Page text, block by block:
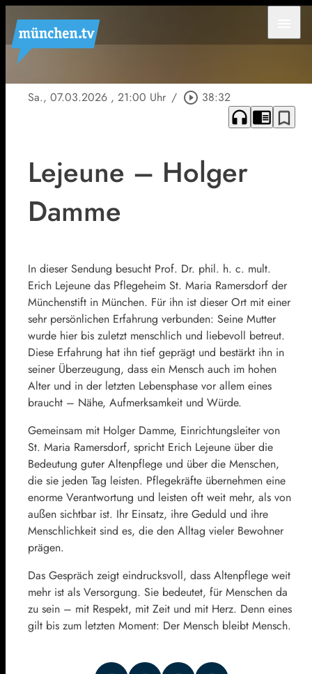
Sa., 07.03.2026 , 21:00 Uhr / play_circle_outline 38:32
headphones chrome_reader_mode bookmark_border
Lejeune – Holger
Damme
In dieser Sendung besucht Prof. Dr. phil. h. c. mult.
Erich Lejeune das Pflegeheim St. Maria Ramersdorf der
Münchenstift in München. Für ihn ist dieser Ort mit einer
sehr persönlichen Erfahrung verbunden: Seine Mutter
wurde hier bis zuletzt menschlich und liebevoll betreut.
Diese Erfahrung hat ihn tief geprägt und bestärkt ihn in
seiner Überzeugung, dass ein Mensch auch im hohen
Alter und in der letzten Lebensphase vor allem eines
braucht – Nähe, Aufmerksamkeit und Würde.
Gemeinsam mit Holger Damme, Einrichtungsleiter von
St. Maria Ramersdorf, spricht Erich Lejeune über die
Bedeutung guter Altenpflege und über die Menschen,
die sie jeden Tag leisten. Pflegekräfte übernehmen eine
enorme Verantwortung und leisten oft weit mehr, als von
außen sichtbar ist. Ihr Einsatz, ihre Geduld und ihre
Menschlichkeit sind es, die den Alltag vieler Bewohner
prägen.
Das Gespräch zeigt eindrucksvoll, dass Altenpflege weit
mehr ist als Versorgung. Sie bedeutet, für Menschen da
zu sein – mit Respekt, mit Zeit und mit Herz. Denn eines
gilt bis zum letzten Moment: Der Mensch bleibt Mensch.